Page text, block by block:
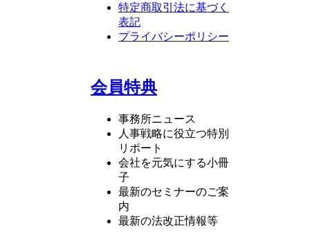
特定商取引法に基づく
表記
プライバシーポリシー
会員特典
事務所ニュース
人事戦略に役立つ特別
リポート
会社を元気にする小冊
子
最新のセミナーのご案
内
最新の法改正情報等